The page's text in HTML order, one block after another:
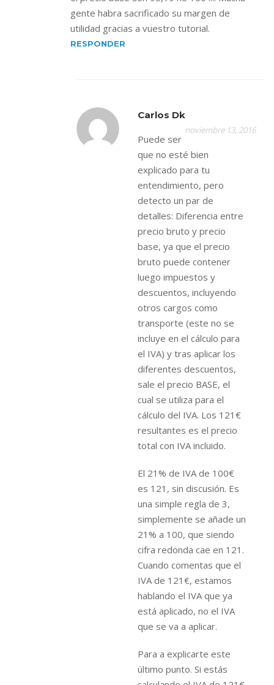
gente habra sacrificado su margen de
utilidad gracias a vuestro tutorial.
RESPONDER
Carlos Dk
noviembre 13, 2016
Puede ser
que no esté bien
explicado para tu
entendimiento, pero
detecto un par de
detalles: Diferencia entre
precio bruto y precio
base, ya que el precio
bruto puede contener
luego impuestos y
descuentos, incluyendo
otros cargos como
transporte (este no se
incluye en el cálculo para
el IVA) y tras aplicar los
diferentes descuentos,
sale el precio BASE, el
cual se utiliza para el
cálculo del IVA. Los 121€
resultantes es el precio
total con IVA incluido.
El 21% de IVA de 100€
es 121, sin discusión. Es
una simple regla de 3,
simplemente se añade un
21% a 100, que siendo
cifra redonda cae en 121.
Cuando comentas que el
IVA de 121€, estamos
hablando el IVA que ya
está aplicado, no el IVA
que se va a aplicar.
Para a explicarte este
último punto. Si estás